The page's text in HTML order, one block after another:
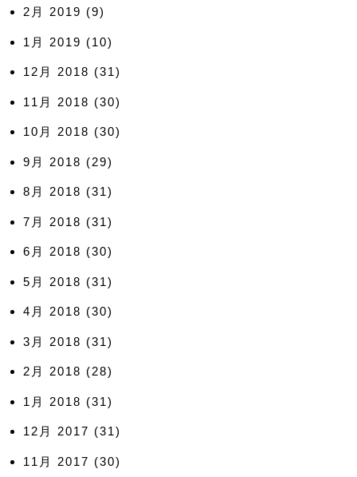
2月 2019 (9)
1月 2019 (10)
12月 2018 (31)
11月 2018 (30)
10月 2018 (30)
9月 2018 (29)
8月 2018 (31)
7月 2018 (31)
6月 2018 (30)
5月 2018 (31)
4月 2018 (30)
3月 2018 (31)
2月 2018 (28)
1月 2018 (31)
12月 2017 (31)
11月 2017 (30)